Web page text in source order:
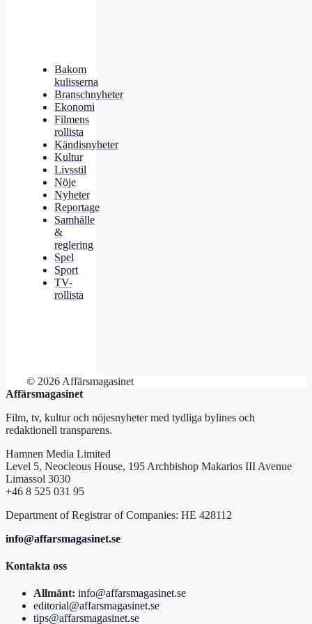
Bakom
kulisserna
Branschnyheter
Ekonomi
Filmens
rollista
Kändisnyheter
Kultur
Livsstil
Nöje
Nyheter
Reportage
Samhälle
&
reglering
Spel
Sport
TV-
rollista
© 2026 Affärsmagasinet
Affärsmagasinet
Film, tv, kultur och nöjesnyheter med tydliga bylines och
redaktionell transparens.
Hamnen Media Limited
Level 5, Neocleous House, 195 Archbishop Makarios III Avenue
Limassol 3030
+46 8 525 031 95
Department of Registrar of Companies: HE 428112
info@affarsmagasinet.se
Kontakta oss
Allmänt: info@affarsmagasinet.se
editorial@affarsmagasinet.se
tips@affarsmagasinet.se